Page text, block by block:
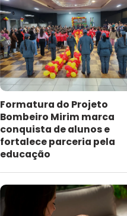
Formatura do Projeto
Bombeiro Mirim marca
conquista de alunos e
fortalece parceria pela
educação